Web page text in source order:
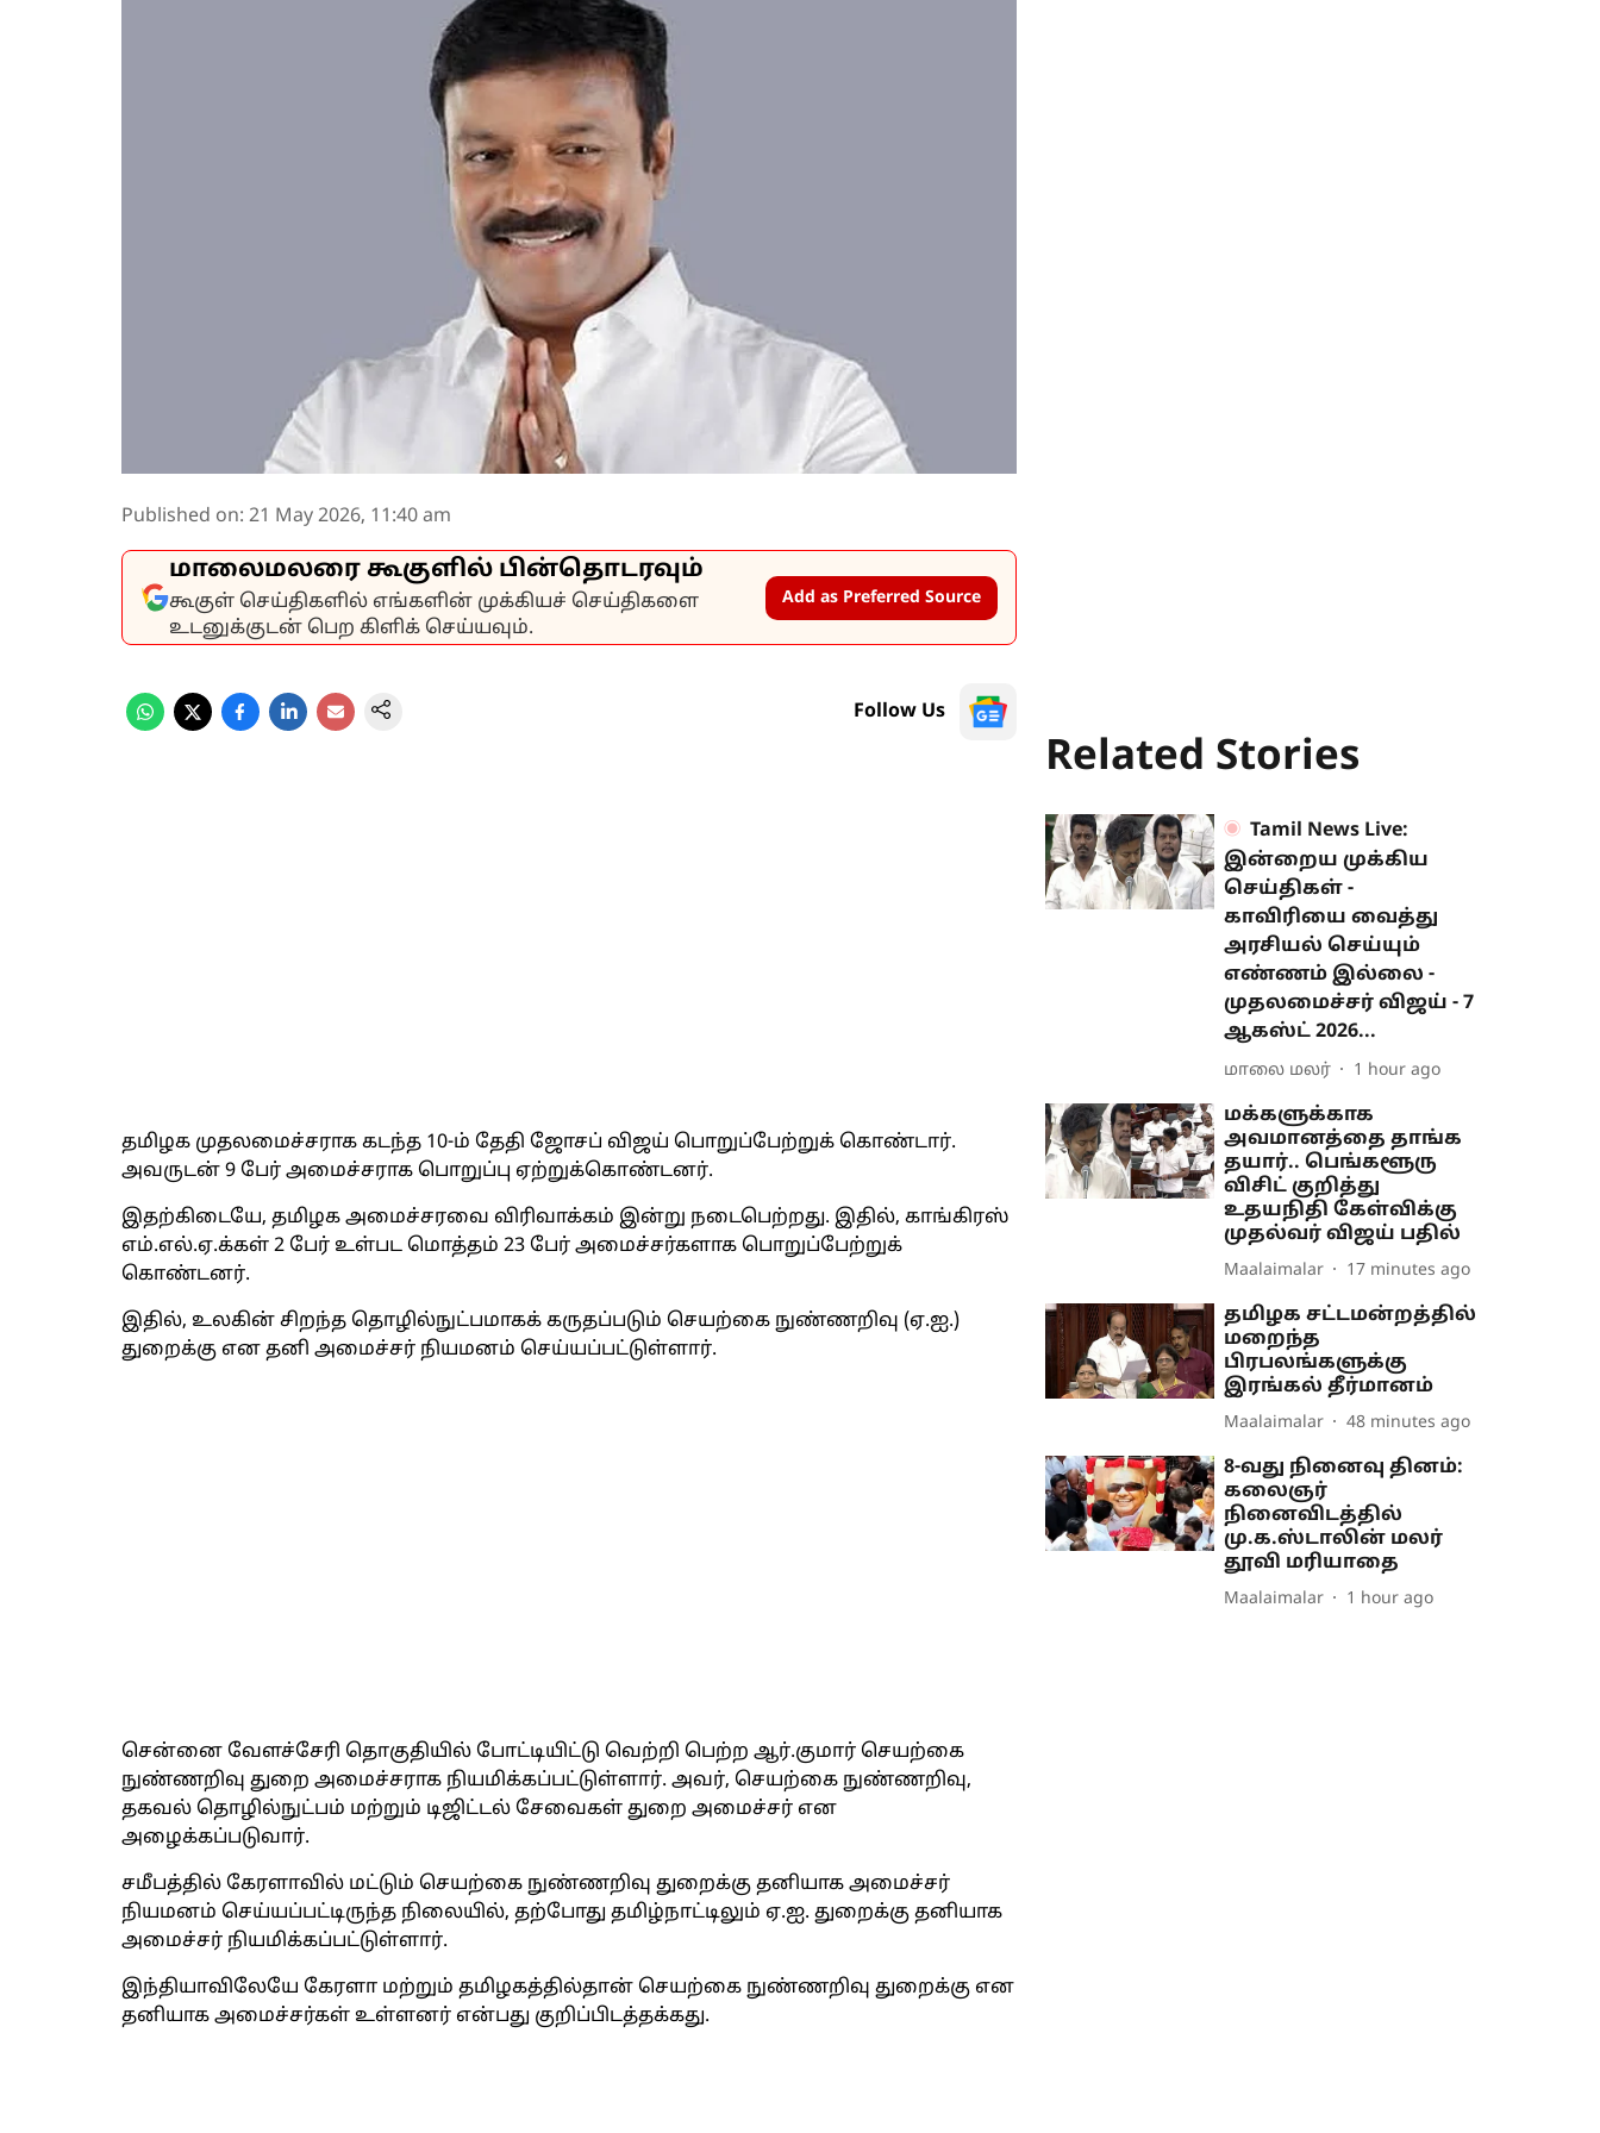
Published on: 21 May 2026, 11:40 am
மாலைமலரை கூகுளில் பின்தொடரவும்
கூகுள் செய்திகளில் எங்களின் முக்கியச் செய்திகளை
உடனுக்குடன் பெற கிளிக் செய்யவும்.
Add as Preferred Source
Follow Us
தமிழக முதலமைச்சராக கடந்த 10-ம் தேதி ஜோசப் விஜய் பொறுப்பேற்றுக் கொண்டார்.
அவருடன் 9 பேர் அமைச்சராக பொறுப்பு ஏற்றுக்கொண்டனர்.
இதற்கிடையே, தமிழக அமைச்சரவை விரிவாக்கம் இன்று நடைபெற்றது. இதில், காங்கிரஸ்
எம்.எல்.ஏ.க்கள் 2 பேர் உள்பட மொத்தம் 23 பேர் அமைச்சர்களாக பொறுப்பேற்றுக்
கொண்டனர்.
இதில், உலகின் சிறந்த தொழில்நுட்பமாகக் கருதப்படும் செயற்கை நுண்ணறிவு (ஏ.ஐ.)
துறைக்கு என தனி அமைச்சர் நியமனம் செய்யப்பட்டுள்ளார்.
சென்னை வேளச்சேரி தொகுதியில் போட்டியிட்டு வெற்றி பெற்ற ஆர்.குமார் செயற்கை
நுண்ணறிவு துறை அமைச்சராக நியமிக்கப்பட்டுள்ளார். அவர், செயற்கை நுண்ணறிவு,
தகவல் தொழில்நுட்பம் மற்றும் டிஜிட்டல் சேவைகள் துறை அமைச்சர் என
அழைக்கப்படுவார்.
சமீபத்தில் கேரளாவில் மட்டும் செயற்கை நுண்ணறிவு துறைக்கு தனியாக அமைச்சர்
நியமனம் செய்யப்பட்டிருந்த நிலையில், தற்போது தமிழ்நாட்டிலும் ஏ.ஐ. துறைக்கு தனியாக
அமைச்சர் நியமிக்கப்பட்டுள்ளார்.
இந்தியாவிலேயே கேரளா மற்றும் தமிழகத்தில்தான் செயற்கை நுண்ணறிவு துறைக்கு என
தனியாக அமைச்சர்கள் உள்ளனர் என்பது குறிப்பிடத்தக்கது.
Related Stories
Tamil News Live:
இன்றைய முக்கிய
செய்திகள் -
காவிரியை வைத்து
அரசியல் செய்யும்
எண்ணம் இல்லை -
முதலமைச்சர் விஜய் - 7
ஆகஸ்ட் 2026...
மாலை மலர் 1 hour ago
மக்களுக்காக
அவமானத்தை தாங்க
தயார்.. பெங்களூரு
விசிட் குறித்து
உதயநிதி கேள்விக்கு
முதல்வர் விஜய் பதில்
Maalaimalar 17 minutes ago
தமிழக சட்டமன்றத்தில்
மறைந்த
பிரபலங்களுக்கு
இரங்கல் தீர்மானம்
Maalaimalar 48 minutes ago
8-வது நினைவு தினம்:
கலைஞர்
நினைவிடத்தில்
மு.க.ஸ்டாலின் மலர்
தூவி மரியாதை
Maalaimalar 1 hour ago